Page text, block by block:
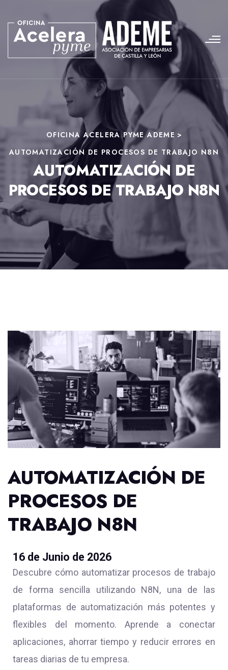
OFICINA ACELERA PYME ADEME >
AUTOMATIZACIÓN DE PROCESOS DE TRABAJO N8N
AUTOMATIZACIÓN DE
PROCESOS DE TRABAJO N8N
AUTOMATIZACIÓN DE
PROCESOS DE
TRABAJO N8N
16 de Junio de 2026
Descubre cómo automatizar procesos de trabajo
de forma sencilla utilizando N8N, una de las
plataformas de automatización más potentes y
flexibles del momento. Aprende a conectar
aplicaciones, ahorrar tiempo y reducir errores en
tareas diarias de tu empresa.